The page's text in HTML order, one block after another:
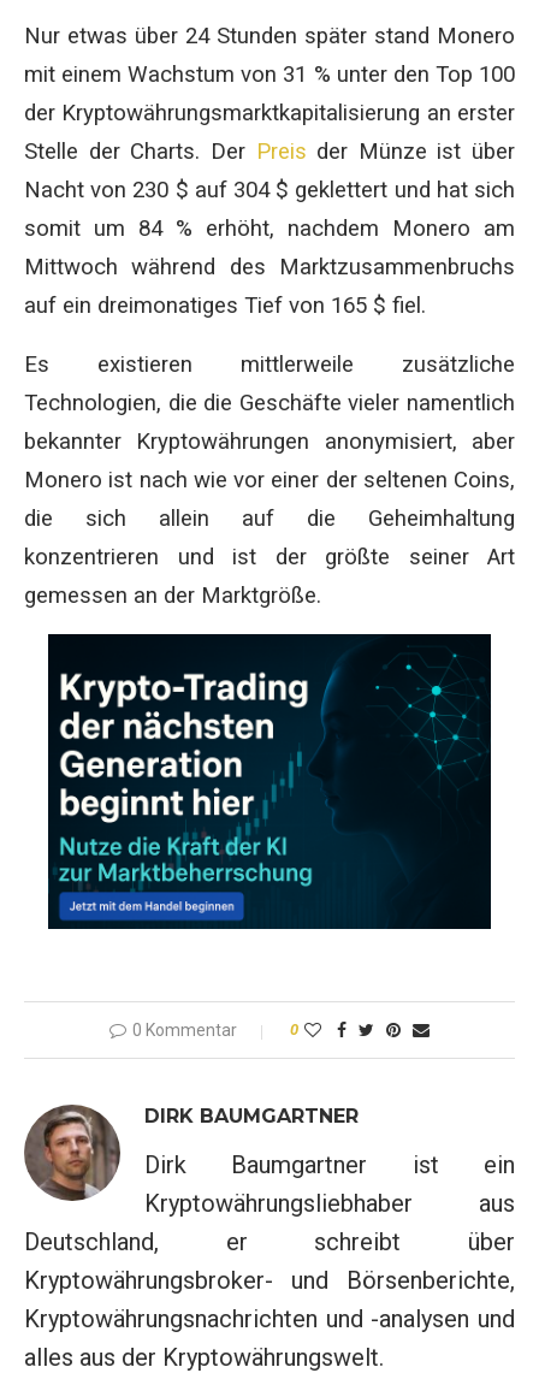
Nur etwas über 24 Stunden später stand Monero
mit einem Wachstum von 31 % unter den Top 100
der Kryptowährungsmarktkapitalisierung an erster
Stelle der Charts. Der Preis der Münze ist über
Nacht von 230 $ auf 304 $ geklettert und hat sich
somit um 84 % erhöht, nachdem Monero am
Mittwoch während des Marktzusammenbruchs
auf ein dreimonatiges Tief von 165 $ fiel.
Es existieren mittlerweile zusätzliche
Technologien, die die Geschäfte vieler namentlich
bekannter Kryptowährungen anonymisiert, aber
Monero ist nach wie vor einer der seltenen Coins,
die sich allein auf die Geheimhaltung
konzentrieren und ist der größte seiner Art
gemessen an der Marktgröße.
0 Kommentar 0
DIRK BAUMGARTNER
Dirk Baumgartner ist ein
Kryptowährungsliebhaber aus
Deutschland, er schreibt über
Kryptowährungsbroker- und Börsenberichte,
Kryptowährungsnachrichten und -analysen und
alles aus der Kryptowährungswelt.